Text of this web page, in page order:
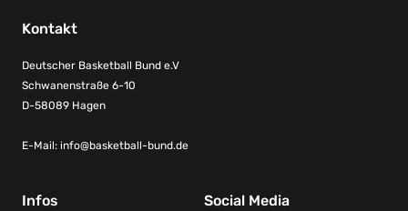
Kontakt
Deutscher Basketball Bund e.V
Schwanenstraße 6-10
D-58089 Hagen
E-Mail: info@basketball-bund.de
Infos Social Media